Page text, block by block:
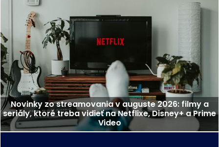
Novinky zo streamovania v auguste 2026: filmy a
seriály, ktoré treba vidieť na Netflixe, Disney+ a Prime
Video